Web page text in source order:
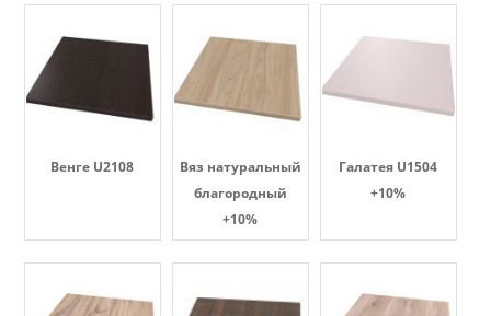
Венге U2108
Вяз натуральный
благородный
+10%
Галатея U1504
+10%